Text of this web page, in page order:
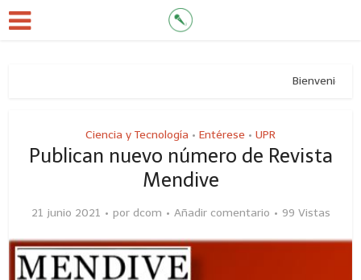
Bienvenidos al
Ciencia y Tecnología • Entérese • UPR
Publican nuevo número de Revista
Mendive
21 junio 2021 por dcom Añadir comentario 99 Vistas